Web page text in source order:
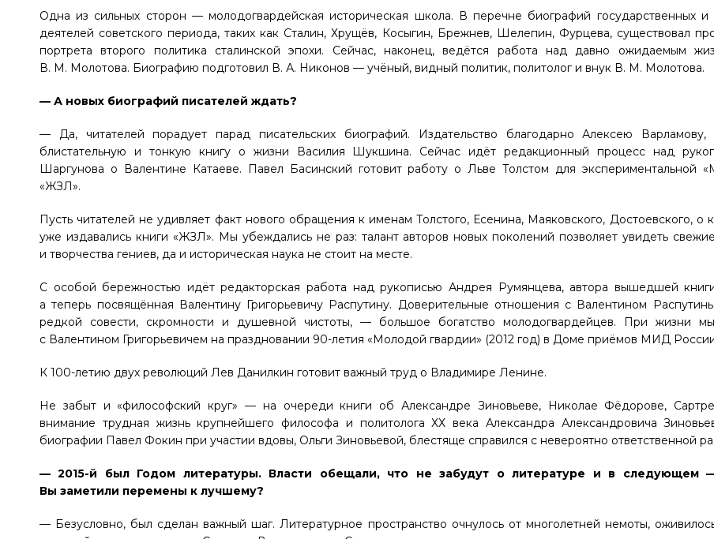
Одна из сильных сторон — молодогвардейская историческая школа. В перечне биографий государственных и
деятелей советского периода, таких как Сталин, Хрущёв, Косыгин, Брежнев, Шелепин, Фурцева, существовал
портрета второго политика сталинской эпохи. Сейчас, наконец, ведётся работа над давно ожидаемым
В. М. Молотова. Биографию подготовил В. А. Никонов — учёный, видный политик, политолог и внук В. М. Молотова.
— А новых биографий писателей ждать?
— Да, читателей порадует парад писательских биографий. Издательство благодарно Алексею Варламову,
блистательную и тонкую книгу о жизни Василия Шукшина. Сейчас идёт редакционный процесс над
Шаргунова о Валентине Катаеве. Павел Басинский готовит работу о Льве Толстом для экспериментальной
«ЖЗЛ».
Пусть читателей не удивляет факт нового обращения к именам Толстого, Есенина, Маяковского, Достоевского, о
уже издавались книги «ЖЗЛ». Мы убеждались не раз: талант авторов новых поколений позволяет увидеть
и творчества гениев, да и историческая наука не стоит на месте.
С особой бережностью идёт редакторская работа над рукописью Андрея Румянцева, автора вышедшей
а теперь посвящённая Валентину Григорьевичу Распутину. Доверительные отношения с Валентином
редкой совести, скромности и душевной чистоты, — большое богатство молодогвардейцев. При жизни мы
с Валентином Григорьевичем на праздновании 90-летия «Молодой гвардии» (2012 год) в Доме приёмов МИД
К 100-летию двух революций Лев Данилкин готовит важный труд о Владимире Ленине.
Не забыт и «философский круг» — на очереди книги об Александре Зиновьеве, Николае Фёдорове,
внимание трудная жизнь крупнейшего философа и политолога ХХ века Александра Александровича
биографии Павел Фокин при участии вдовы, Ольги Зиновьевой, блестяще справился с невероятно ответственной
— 2015-й был Годом литературы. Власти обещали, что не забудут о литературе и в следующем
Вы заметили перемены к лучшему?
— Безусловно, был сделан важный шаг. Литературное пространство очнулось от многолетней немоты,